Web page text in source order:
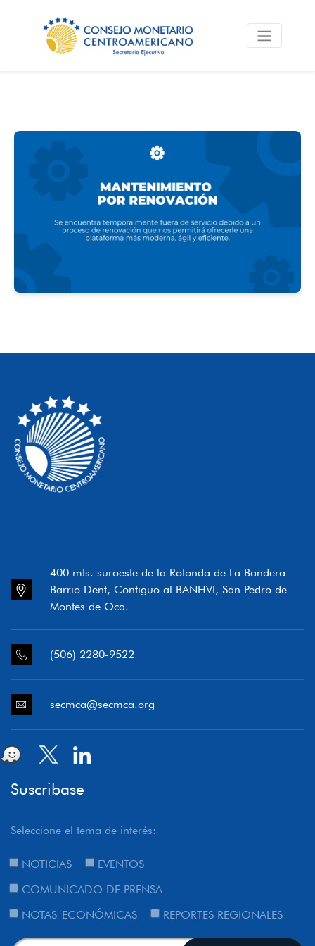
400 mts. suroeste de la Rotonda de La Bandera
Barrio Dent, Contiguo al BANHVI, San Pedro de
Montes de Oca.
(506) 2280-9522
secmca@secmca.org
Suscribase
Seleccione el tema de interés:
NOTICIAS
EVENTOS
COMUNICADO DE PRENSA
NOTAS-ECONÓMICAS
REPORTES REGIONALES